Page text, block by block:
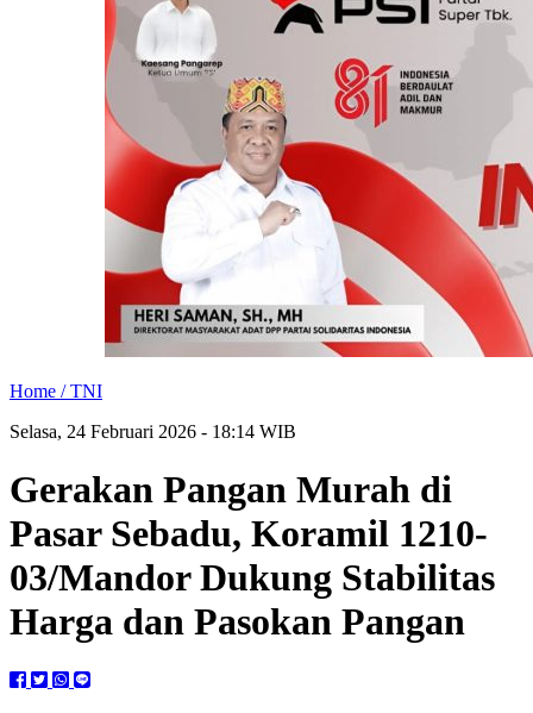
Home /TNI
Selasa, 24 Februari 2026 - 18:14 WIB
Gerakan Pangan Murah di
Pasar Sebadu, Koramil 1210-
03/Mandor Dukung Stabilitas
Harga dan Pasokan Pangan